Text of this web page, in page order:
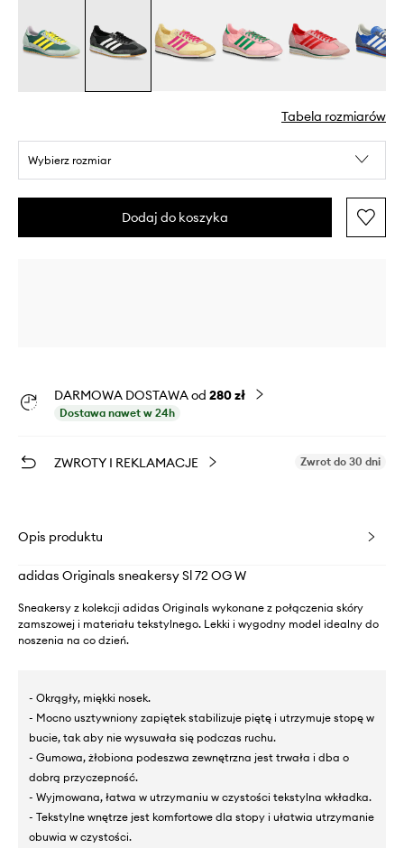
Tabela rozmiarów
Wybierz rozmiar
Dodaj do koszyka
DARMOWA DOSTAWA od 280 zł
Dostawa nawet w 24h
ZWROTY I REKLAMACJE Zwrot do 30 dni
Opis produktu
adidas Originals sneakersy Sl 72 OG W
Sneakersy z kolekcji adidas Originals wykonane z połączenia skóry
zamszowej i materiału tekstylnego. Lekki i wygodny model idealny do
noszenia na co dzień.
- Okrągły, miękki nosek.
- Mocno usztywniony zapiętek stabilizuje piętę i utrzymuje stopę w
bucie, tak aby nie wysuwała się podczas ruchu.
- Gumowa, żłobiona podeszwa zewnętrzna jest trwała i dba o
dobrą przyczepność.
- Wyjmowana, łatwa w utrzymaniu w czystości tekstylna wkładka.
- Tekstylne wnętrze jest komfortowe dla stopy i ułatwia utrzymanie
obuwia w czystości.